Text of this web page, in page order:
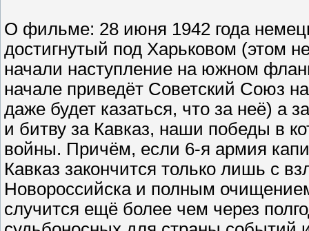
О фильме: 28 июня 1942 года
достигнутый под Харьковом (этом
начали наступление на южном
начале приведёт Советский Союз
даже будет казаться, что за неё) а
и битву за Кавказ, наши победы в
войны. Причём, если 6-я армия
Кавказ закончится только лишь с
Новороссийска и полным
случится ещё более чем через